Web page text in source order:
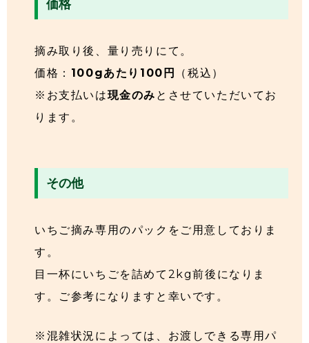
価格
摘み取り後、量り売りにて。
価格： 100gあたり100円
（税込）
※お支払いは現金のみ とさせていただいてお
ります。
その他
いちご摘み専用のパックをご用意しておりま
す。
目一杯にいちごを詰めて2kg前後になりま
す。ご参考になりますと幸いです。
※混雑状況によっては、お渡しできる専用パ